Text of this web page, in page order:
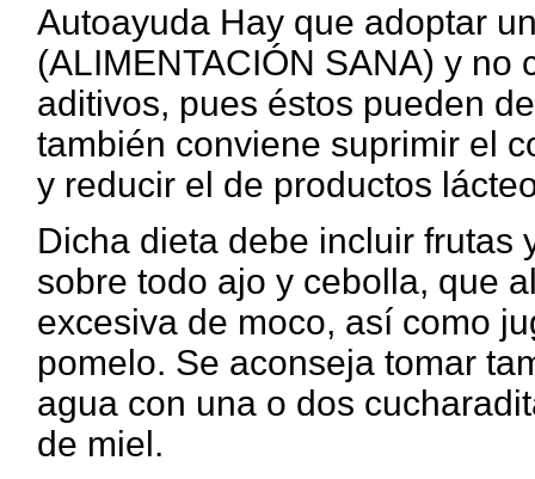
Autoayuda Hay que adoptar
(ALIMENTACIÓN SANA) y
aditivos, pues éstos pueden
también conviene suprimir el
y reducir el de productos
Dicha dieta debe incluir frutas
sobre todo ajo y cebolla, que
excesiva de moco, así como
pomelo. Se aconseja tomar
agua con una o dos
de miel.